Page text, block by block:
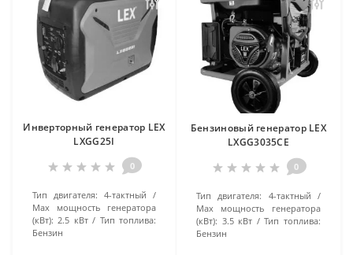
Инверторный генератор LEX
LXGG25I
0
Тип двигателя: 4-тактный
Маx мощность генератора
(кВт): 2.5 кВт
Тип топлива:
Бензин
Бензиновый генератор LEX
LXGG3035CE
0
Тип двигателя:
4-тактный
Маx мощность генератора
(кВт): 3.5 кВт
Тип топлива:
Бензин